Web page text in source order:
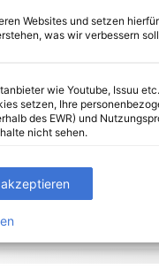
Websites und setzen
was wir verbessern
wie Youtube, Issuu
setzen, Ihre
des EWR) und
nicht sehen.
akzeptieren